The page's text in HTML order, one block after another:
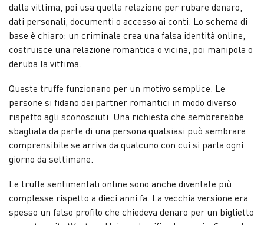
dalla vittima, poi usa quella relazione per rubare denaro,
dati personali, documenti o accesso ai conti. Lo schema di
base è chiaro: un criminale crea una falsa identità online,
costruisce una relazione romantica o vicina, poi manipola o
deruba la vittima.
Queste truffe funzionano per un motivo semplice. Le
persone si fidano dei partner romantici in modo diverso
rispetto agli sconosciuti. Una richiesta che sembrerebbe
sbagliata da parte di una persona qualsiasi può sembrare
comprensibile se arriva da qualcuno con cui si parla ogni
giorno da settimane.
Le truffe sentimentali online sono anche diventate più
complesse rispetto a dieci anni fa. La vecchia versione era
spesso un falso profilo che chiedeva denaro per un biglietto